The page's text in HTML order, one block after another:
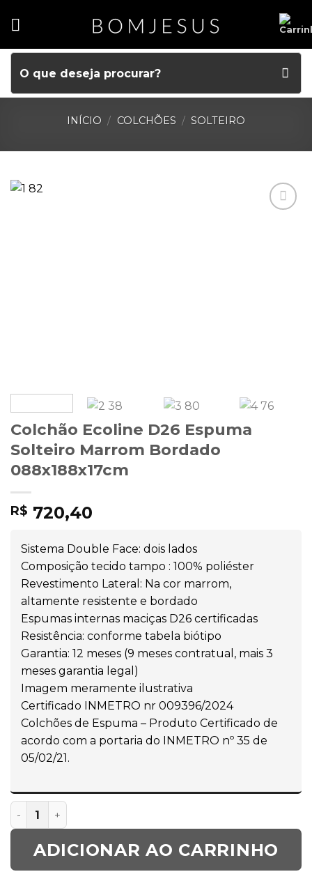
INÍCIO / COLCHÕES / SOLTEIRO
Colchão Ecoline D26 Espuma
Solteiro Marrom Bordado
088x188x17cm
R$ 720,40
Sistema Double Face: dois lados
Composição tecido tampo : 100% poliéster
Revestimento Lateral: Na cor marrom,
altamente resistente e bordado
Espumas internas maciças D26 certificadas
Resistência: conforme tabela biótipo
Garantia: 12 meses (9 meses contratual, mais 3
meses garantia legal)
Imagem meramente ilustrativa
Certificado INMETRO nr 009396/2024
Colchões de Espuma – Produto Certificado de
acordo com a portaria do INMETRO nº 35 de
05/02/21.
ADICIONAR AO CARRINHO